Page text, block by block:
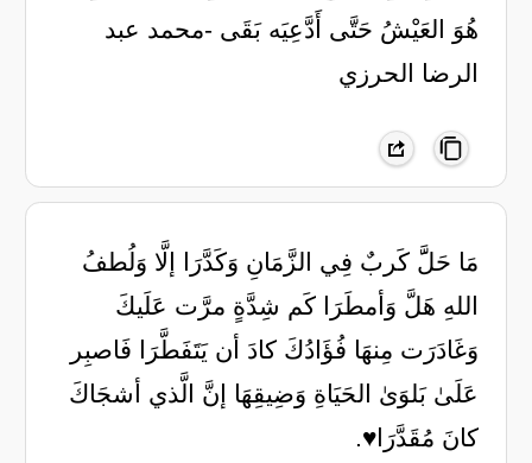
هُوَ العَيْشُ حَتَّى أَدَّعِيَه بَقَى -محمد عبد
الرضا الحرزي
مَا حَلََّ كَربٌ فِي الزَّمَانِ وَكَدَّرَا إلَّا وَلُطفُ
اللهِ هَلَّ وَأمطَرَا كَم شِدَّةٍ مرَّت عَلَيكَ
وَغَادَرَت مِنهَا فُؤَادُكَ كادَ أن يَتَفَطَّرَا فَاصبِر
عَلَىٰ بَلوَىٰ الحَيَاةِ وَضِيقِهَا إنَّ الَّذي أشجَاكَ
كانَ مُقَدَّرَا♥️.